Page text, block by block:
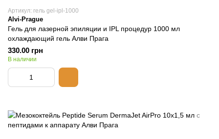
Артикул: гель gel-ipl-1000
Alvi-Prague
Гель для лазерной эпиляции и IPL процедур 1000 мл
охлаждающий гель Алви Прага
330.00 грн
В наличии